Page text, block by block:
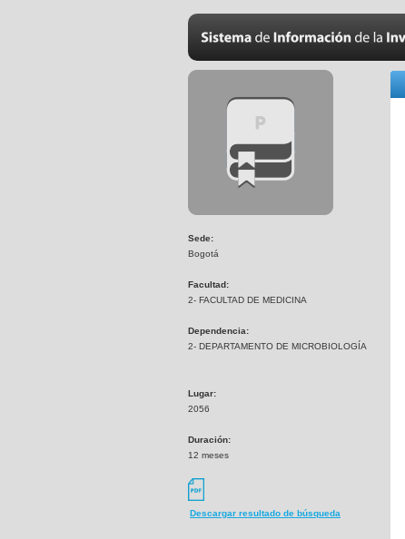
Sede:
Bogotá
Facultad:
2- FACULTAD DE MEDICINA
Dependencia:
2- DEPARTAMENTO DE MICROBIOLOGÍA
Lugar:
2056
Duración:
12 meses
Descargar resultado de búsqueda